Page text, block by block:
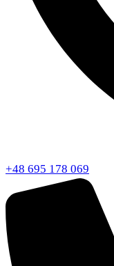
+48 695 178 069